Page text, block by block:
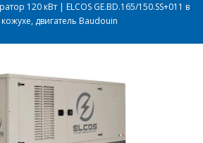
120 кВт | ELCOS GE.BD.165/150.SS+011 в
кожухе, двигатель Baudouin